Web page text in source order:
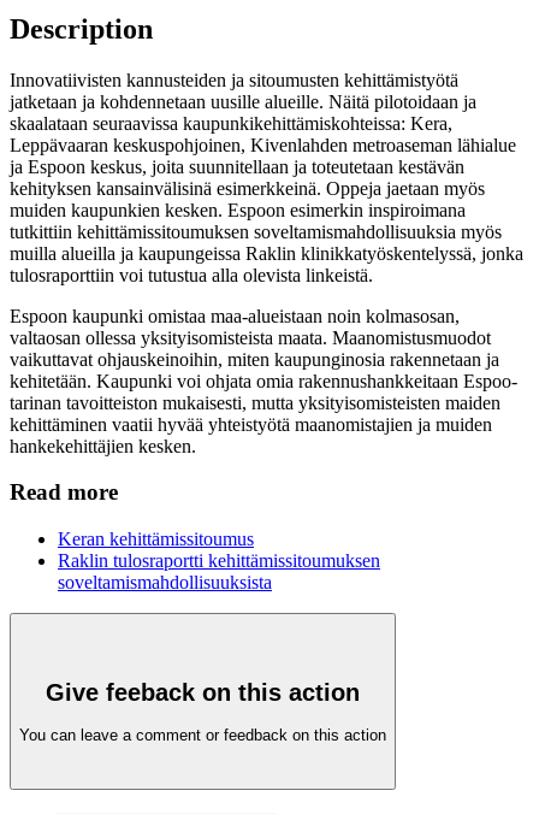
Description
Innovatiivisten kannusteiden ja sitoumusten kehittämistyötä
jatketaan ja kohdennetaan uusille alueille. Näitä pilotoidaan ja
skaalataan seuraavissa kaupunkikehittämiskohteissa: Kera,
Leppävaaran keskuspohjoinen, Kivenlahden metroaseman lähialue
ja Espoon keskus, joita suunnitellaan ja toteutetaan kestävän
kehityksen kansainvälisinä esimerkkeinä. Oppeja jaetaan myös
muiden kaupunkien kesken. Espoon esimerkin inspiroimana
tutkittiin kehittämissitoumuksen soveltamismahdollisuuksia myös
muilla alueilla ja kaupungeissa Raklin klinikkatyöskentelyssä, jonka
tulosraporttiin voi tutustua alla olevista linkeistä.
Espoon kaupunki omistaa maa-alueistaan noin kolmasosan,
valtaosan ollessa yksityisomisteista maata. Maanomistusmuodot
vaikuttavat ohjauskeinoihin, miten kaupunginosia rakennetaan ja
kehitetään. Kaupunki voi ohjata omia rakennushankkeitaan Espoo-
tarinan tavoitteiston mukaisesti, mutta yksityisomisteisten maiden
kehittäminen vaatii hyvää yhteistyötä maanomistajien ja muiden
hankekehittäjien kesken.
Read more
Keran kehittämissitoumus
Raklin tulosraportti kehittämissitoumuksen
soveltamismahdollisuuksista
Give feeback on this action
You can leave a comment or feedback on this action